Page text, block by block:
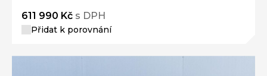
611 990 Kč s DPH
Přidat k porovnání